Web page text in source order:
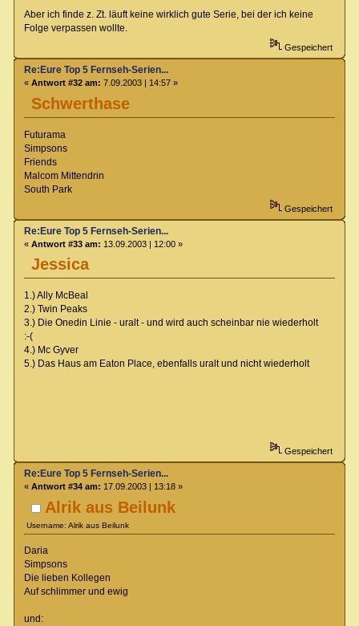
Aber ich finde z. Zt. läuft keine wirklich gute Serie, bei der ich keine
Folge verpassen wollte.
Gespeichert
Schwerthase
Re:Eure Top 5 Fernseh-Serien...
« Antwort #32 am: 7.09.2003 | 14:57 »
Futurama
Simpsons
Friends
Malcom Mittendrin
South Park
Gespeichert
Jessica
Re:Eure Top 5 Fernseh-Serien...
« Antwort #33 am: 13.09.2003 | 12:00 »
1.) Ally McBeal
2.) Twin Peaks
3.) Die Onedin Linie - uralt - und wird auch scheinbar nie wiederholt
:-(
4.) Mc Gyver
5.) Das Haus am Eaton Place, ebenfalls uralt und nicht wiederholt
Gespeichert
Alrik aus Beilunk
Username: Alrik aus Beilunk
Re:Eure Top 5 Fernseh-Serien...
« Antwort #34 am: 17.09.2003 | 13:18 »
Daria
Simpsons
Die lieben Kollegen
Auf schlimmer und ewig
und: